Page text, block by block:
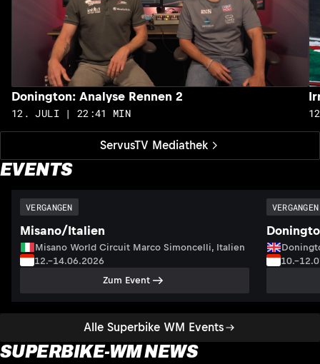
ServusTV Mediathek
Donington: Analyse Rennen 2
12. JULI | 22:41 MIN
EVENTS
Alle Superbike WM Events
VERGANGEN
Misano/Italien
Misano World Circuit Marco Simoncelli, Italien
12.–14.06.2026
Zum Event
VERGANGEN
SUPERBIKE-WM NEWS